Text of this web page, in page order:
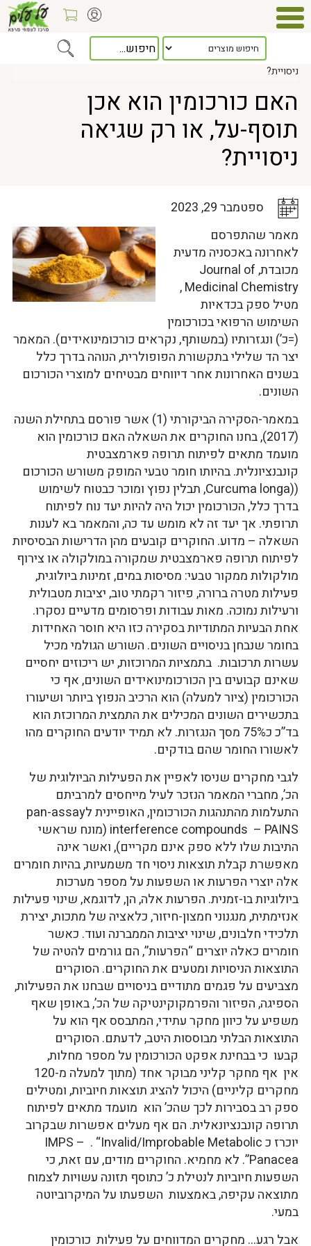
כלל המאמרים> האם כורכומין הוא אכן תוסף-על, או רק שגיאה
ניסויית?
האם כורכומין הוא אכן
תוסף-על, או רק שגיאה
ניסויית?
ספטמבר 29, 2023
מאמר שהתפרסם
לאחרונה באכסניה מדעית
מכובדת, Journal of
Medicinal Chemistry ,
מטיל ספק בכדאיות
השימוש הרפואי בכורכומין
(=כ’) ונגזרותיו (במשותף, נקראים כורכומינואידים). המאמר
יצר הד שלילי בתקשורת הפופולרית, הנוהה בדרך כלל
בשנים האחרונות אחר דיווחים מבטיחים למוצרי הכורכום
השונים.
במאמר-הסקירה הביקורתי (1) אשר פורסם בתחילת השנה
(2017), בחנו החוקרים את השאלה האם כורכומין הוא
מועמד מתאים לפיתוח תרופה פארמצבטית
קונבנציונלית. בהיותו חומר טבעי המופק משורש הכורכום
((Curcuma longa, תבלין נפוץ ומוכר כבטוח לשימוש
בדרך כלל, הכורכומין יכול היה להיות יעד נוח לפיתוח
תרופתי. אך יעד זה לא מומש עד כה, והמאמר בא לענות
השאלה – מדוע. החוקרים קובעים מהן הדרישות הבסיסיות
לפיתוח תרופה פארמצבטית שמקורה במולקולה או צירוף
מולקולות ממקור טבעי: מסיסות במים, זמינות ביולוגית,
פעילות מטרה ברורה, פיזור רקמתי טוב, יציבות מטבולית
ורעילות נמוכה. מאות עבודות ופרסומים מדעיים נסקרו.
אחת הבעיות המתודיות בסקירה כזו היא חוסר האחידות
בחומר שנבחן בניסויים השונים. השורש הגולמי מכיל
עשרות תרכובות. בתמציות המרוכזות, יש ריכוזים יחסיים
שאינם קבועים בין הכורכומינואידים השונים, אף כי
הכורכומין (ציור למעלה) הוא הרכיב הנפוץ ביותר ושיעורו
בתכשירים השונים המכילים את התמצית המרוכזת הוא
בד”כ כ75% מסך הנגזרות. לא תמיד יודעים החוקרים מהו
לאשורו החומר שהם בודקים.
לגבי מחקרים שניסו לאפיין את הפעילות הביולוגית של
הכ’, מחברי המאמר הנזכר לעיל מייחסים למרביתם
התעלמות מהתנהגות הכורכומין, האופיינית לpan-assay
interference compounds – PAINS (מונח שראשי
התיבות שלו ללא ספק אינם מקריים), ואשר אינה
מאפשרת קבלת תוצאות ניסוי חד משמעיות, בהיות חומרים
אלה יוצרי הפרעות או השפעות על מספר מערכות
ביולוגיות בו-זמנית. הפרעות אלה, הן, לדוגמא, שינוי פעילות
אנזימתית, מנגנוני חמצון-חיזור, כלאציה של מתכות, יצירת
תלכידי חלבונים, שינוי יציבות הממברנה ועוד. כאשר
חומרים כאלה יוצרים “הפרעות”, הם גורמים להטיה של
התוצאות הניסויות ומטעים את החוקרים. הסוקרים
מצביעים על פגמים מתודיים בניסויים שבחנו את הפעילות,
הספיגה, הפיזור והפרמקוקינטיקה של הכ’, באופן שאף
משפיע על כיוון מחקר עתידי, המתבסס אף הוא על
התוצאות הבלתי מבוססות היטב, לדעתם. הסוקרים
קבעו כי בבחינת אפקט הכורכומין על מספר מחלות,
אין אף מחקר קליני מבוקר אחד (מתוך למעלה מ-120
מחקרים קליניים) היכול להציג תוצאות חיוביות, ומטילים
ספק רב בסבירות לכך שהכ’ הוא מועמד מתאים לפיתוח
תרופה קונבנציונאלית. הם אף מעלים אפשרות שבקרוב
יוכרז כ IMPS – . “Invalid/Improbable Metabolic
Panacea”. לא מחמיא. החוקרים מודים, עם זאת, כי
השפעות חיוביות לנטילת כ’ כתוסף תזונה עשויות לצמוח
מתוצאה עקיפה, באמצעות השפעתו על המיקרוביוטה
במעי.
אבל רגע… מחקרים המדווחים על פעילות כורכומין